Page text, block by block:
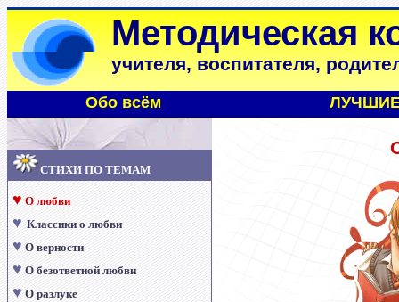
Методическая
учителя, воспитателя,
Обо всём
СТИХИ ПО ТЕМАМ
♥ О любви
♥ Классики о любви
♥ О верности
♥ О безответной любви
♥ О разлуке